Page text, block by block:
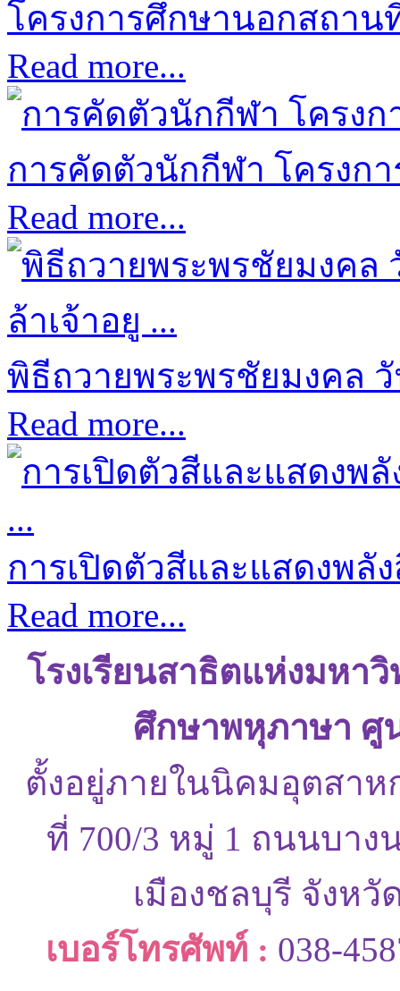
โครงการศึกษานอกสถาน
Read more...
การคัดตัวนักกีฬา โครงก
Read more...
พิธีถวายพระพรชัยมงคล
Read more...
การเปิดตัวสีและแสดงพลั
Read more...
โรงเรียนสาธิตแห่งมหา
ศึกษาพหุภาษา ศู
ตั้งอยู่ภายในนิคมอุตสาห
ที่ 700/3 หมู่ 1 ถนนบาง
เมืองชลบุรี จังห
เบอร์โทรศัพท์ : 038-